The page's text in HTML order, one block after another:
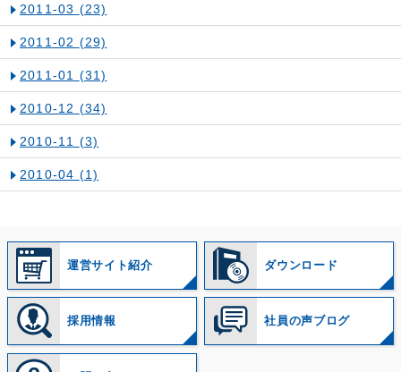
2011-03 (23)
2011-02 (29)
2011-01 (31)
2010-12 (34)
2010-11 (3)
2010-04 (1)
運営サイト紹介 ダウンロード
採用情報 社員の声ブログ